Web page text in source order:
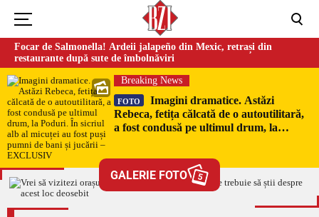
Focar de Salmonella! Ardeii jalapeño din Mexic, retrași din
restaurante după sute de îmbolnăviri
Breaking News
FOTO
Imagini dramatice. Astăzi
Rebeca, fetița călcată de o autoutilitară,
a fost condusă pe ultimul drum, la
EXCLUSIV
GALERIE FOTO 5